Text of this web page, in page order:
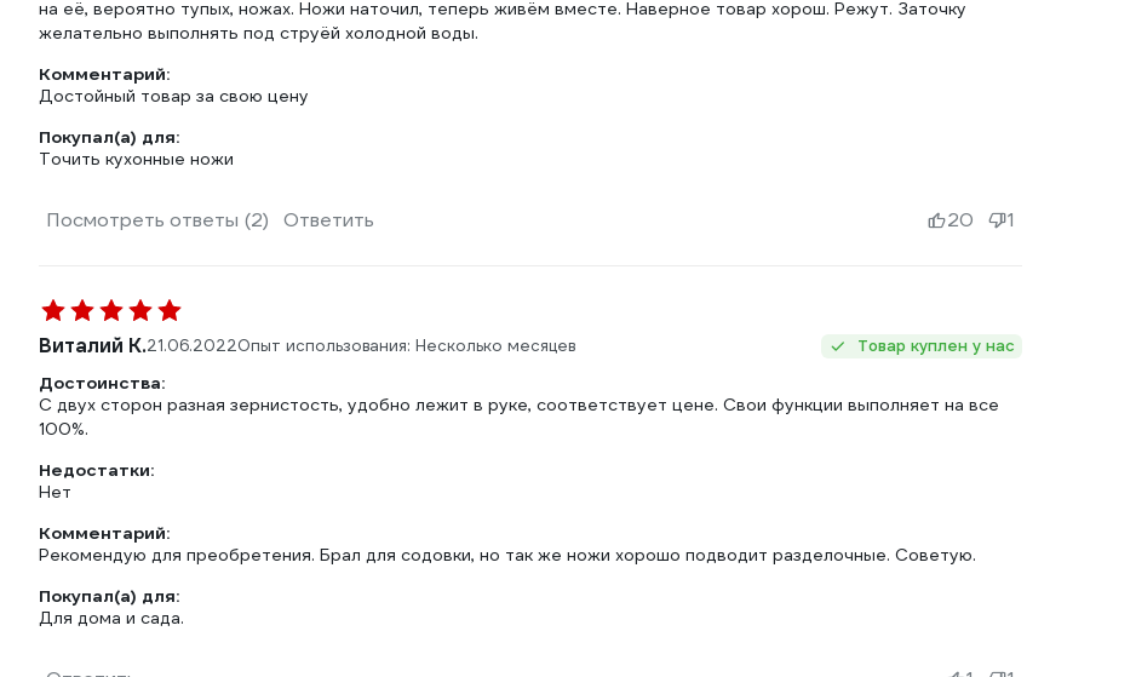
на её, вероятно тупых, ножах. Ножи наточил, теперь живём вместе. Наверное товар хорош. Режут. Заточку
желательно выполнять под струёй холодной воды.
Комментарий:
Достойный товар за свою цену
Покупал(а) для:
Точить кухонные ножи
Посмотреть ответы (2) Ответить 20 1
Виталий К.21.06.2022Опыт использования: Несколько месяцев Товар куплен у нас
Достоинства:
С двух сторон разная зернистость, удобно лежит в руке, соответствует цене. Свои функции выполняет на все
100%.
Недостатки:
Нет
Комментарий:
Рекомендую для преобретения. Брал для содовки, но так же ножи хорошо подводит разделочные. Советую.
Покупал(а) для:
Для дома и сада.